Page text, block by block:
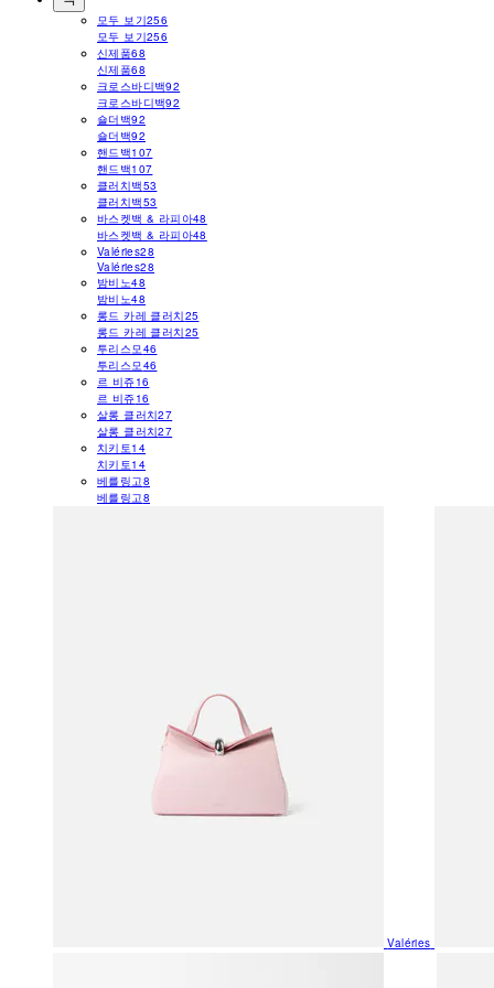
모두 보기256
모두 보기256
신제품68
신제품68
크로스바디백92
크로스바디백92
숄더백92
숄더백92
핸드백107
핸드백107
클러치백53
클러치백53
바스켓백 & 라피아48
바스켓백 & 라피아48
Valéries28
Valéries28
밤비노48
밤비노48
롱드 카레 클러치25
롱드 카레 클러치25
투리스모46
투리스모46
르 비쥬16
르 비쥬16
살롱 클러치27
살롱 클러치27
치키토14
치키토14
베를링고8
베를링고8
Valéries